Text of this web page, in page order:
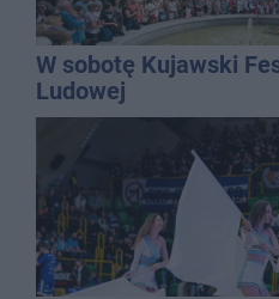
W sobotę Kujawski
Ludowej